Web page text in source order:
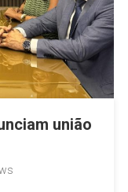
união